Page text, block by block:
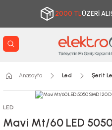
2000 TLÜZERİ
Anasayfa Led Şerit
LED
Mavi Mt/60 LED